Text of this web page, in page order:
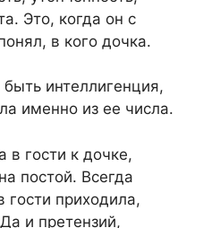
Это, когда он с
в кого дочка.
интеллигенция,
именно из ее числа.
в гости к дочке,
постой. Всегда
гости приходила,
и претензий,